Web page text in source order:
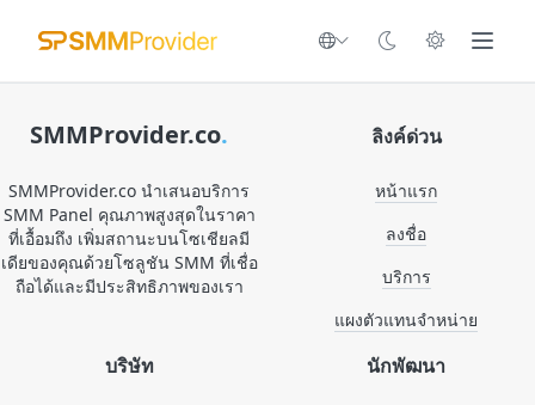
SMMProvider.co.
SMMProvider.co นำเสนอบริการ
SMM Panel คุณภาพสูงสุดในราคา
ที่เอื้อมถึง เพิ่มสถานะบนโซเชียลมี
เดียของคุณด้วยโซลูชัน SMM ที่เชื่อ
ถือได้และมีประสิทธิภาพของเรา
ลิงค์ด่วน
หน้าแรก
ลงชื่อ
บริการ
แผงตัวแทนจำหน่าย
บริษัท นักพัฒนา